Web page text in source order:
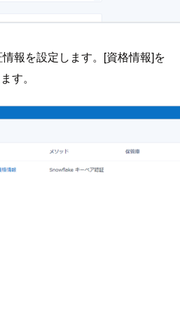
報を設定します。[資格情報]を
す。